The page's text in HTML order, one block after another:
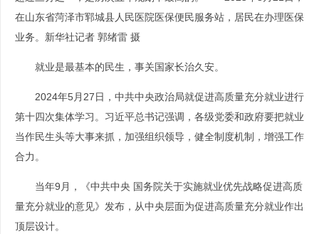
在山东省菏泽市郓城县人民医院医保便民服务站，居民在办理医保
业务。新华社记者 郭绪雷 摄
就业是最基本的民生，事关国家长治久安。
2024年5月27日，中共中央政治局就促进高质量充分就业进行
第十四次集体学习。习近平总书记强调，各级党委和政府要把就业
当作民生头等大事来抓，加强组织领导，健全制度机制，增强工作
合力。
当年9月，《中共中央 国务院关于实施就业优先战略促进高质
量充分就业的意见》发布，从中央层面为促进高质量充分就业作出
顶层设计。